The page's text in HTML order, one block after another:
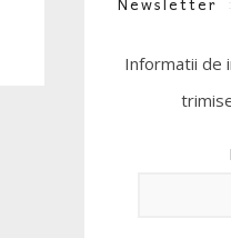
Informatii de